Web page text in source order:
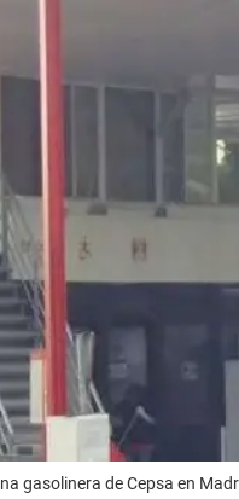
gasolinera de Cepsa en